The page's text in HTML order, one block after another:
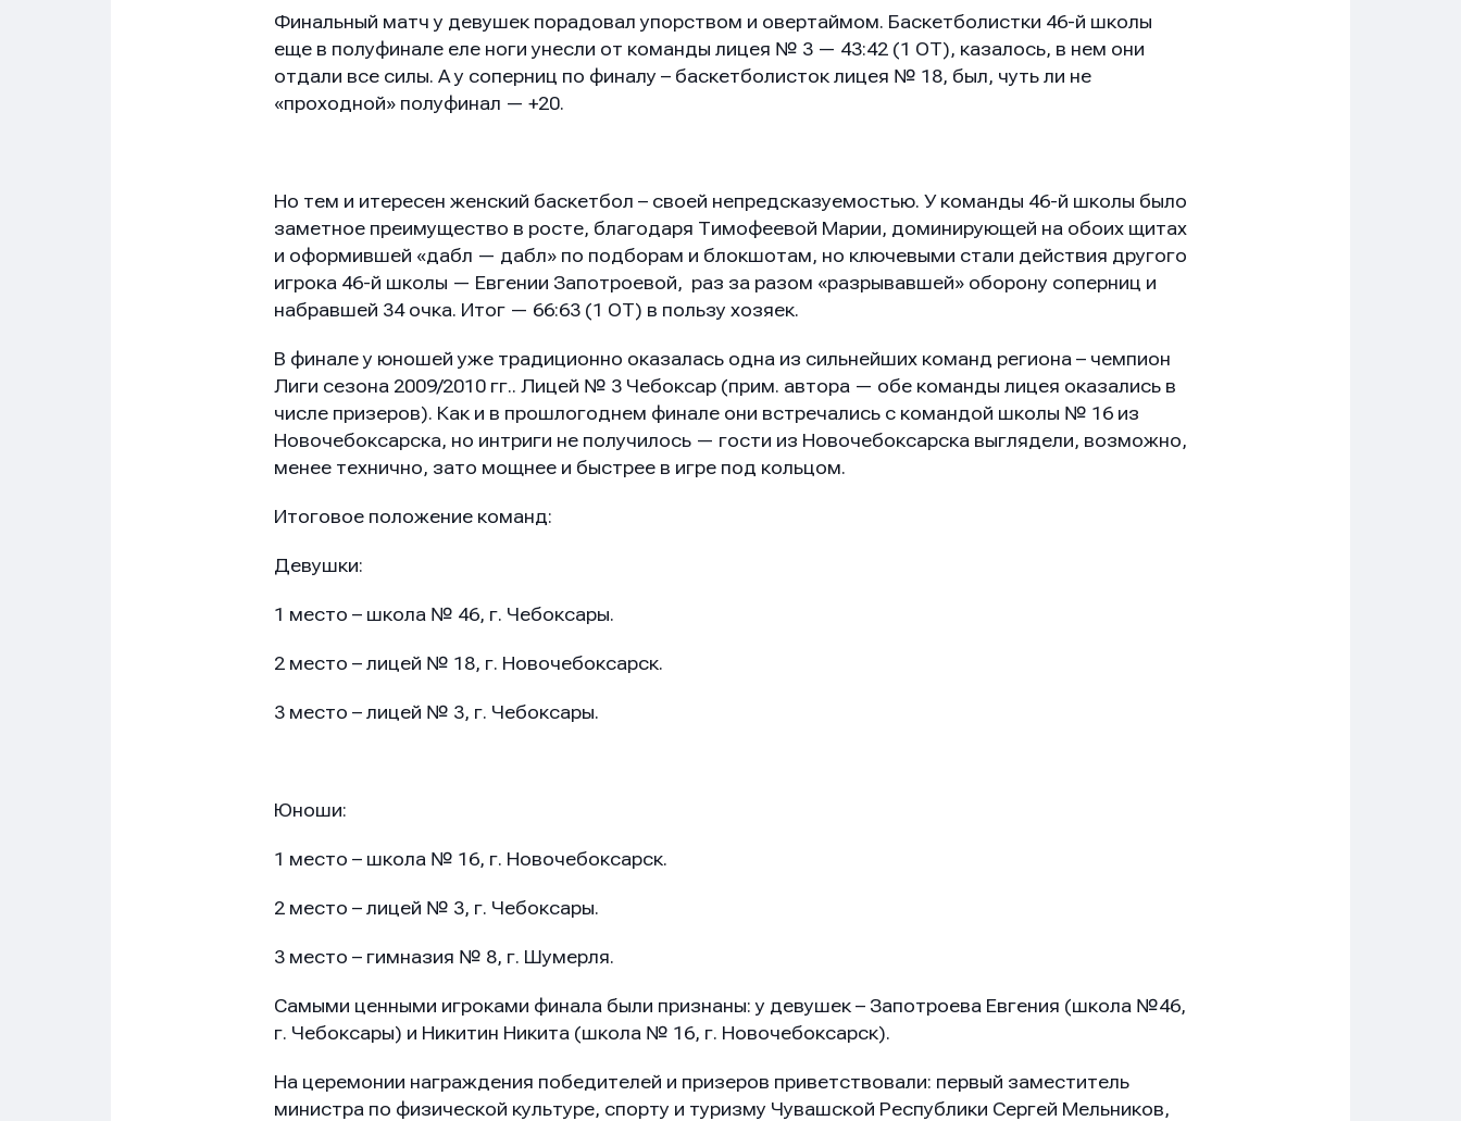
Финальный матч у девушек порадовал упорством и овертаймом. Баскетболистки 46-й школы
еще в полуфинале еле ноги унесли от команды лицея № 3 — 43:42 (1 ОТ), казалось, в нем они
отдали все силы. А у соперниц по финалу – баскетболисток лицея № 18, был, чуть ли не
«проходной» полуфинал — +20.
Но тем и итересен женский баскетбол – своей непредсказуемостью. У команды 46-й школы было
заметное преимущество в росте, благодаря Тимофеевой Марии, доминирующей на обоих щитах
и оформившей «дабл — дабл» по подборам и блокшотам, но ключевыми стали действия другого
игрока 46-й школы — Евгении Запотроевой, раз за разом «разрывавшей» оборону соперниц и
набравшей 34 очка. Итог — 66:63 (1 ОТ) в пользу хозяек.
В финале у юношей уже традиционно оказалась одна из сильнейших команд региона – чемпион
Лиги сезона 2009/2010 гг.. Лицей № 3 Чебоксар (прим. автора — обе команды лицея оказались в
числе призеров). Как и в прошлогоднем финале они встречались с командой школы № 16 из
Новочебоксарска, но интриги не получилось — гости из Новочебоксарска выглядели, возможно,
менее технично, зато мощнее и быстрее в игре под кольцом.
Итоговое положение команд:
Девушки:
1 место – школа № 46, г. Чебоксары.
2 место – лицей № 18, г. Новочебоксарск.
3 место – лицей № 3, г. Чебоксары.
Юноши:
1 место – школа № 16, г. Новочебоксарск.
2 место – лицей № 3, г. Чебоксары.
3 место – гимназия № 8, г. Шумерля.
Самыми ценными игроками финала были признаны: у девушек – Запотроева Евгения (школа №46,
г. Чебоксары) и Никитин Никита (школа № 16, г. Новочебоксарск).
На церемонии награждения победителей и призеров приветствовали: первый заместитель
министра по физической культуре, спорту и туризму Чувашской Республики Сергей Мельников,
Телефон
Сообщение
Телефон
Сообщение
Телефон
Сообщение